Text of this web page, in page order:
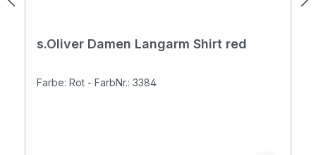
s.Oliver Damen Langarm Shirt red
Farbe: Rot - FarbNr.: 3384